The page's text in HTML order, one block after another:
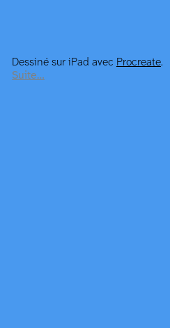
Dessiné sur iPad avec Procreate.
Suite…